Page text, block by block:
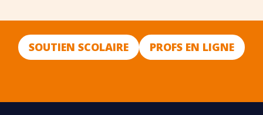
SOUTIEN SCOLAIRE PROFS EN LIGNE